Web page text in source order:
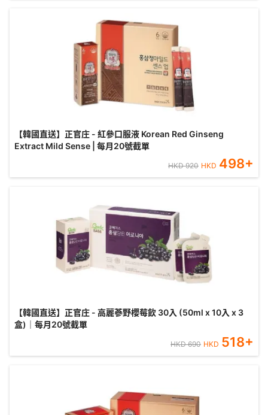
【韓國直送】正官庄 - 紅參口服液 Korean Red Ginseng
Extract Mild Sense | 每月20號截單
HKD920 HKD 498+
【韓國直送】正官庄 - 高麗蔘野櫻莓飲 30入 (50ml x 10入 x 3
盒)｜每月20號截單
HKD690 HKD 518+